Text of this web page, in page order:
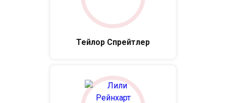
Тейлор Спрейтлер